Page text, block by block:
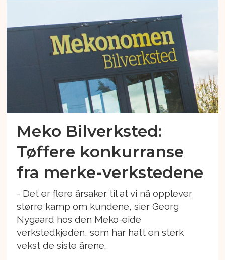
Meko Bilverksted:
Tøffere konkurranse
fra merke-verkstedene
- Det er flere årsaker til at vi nå opplever
større kamp om kundene, sier Georg
Nygaard hos den Meko-eide
verkstedkjeden, som har hatt en sterk
vekst de siste årene.